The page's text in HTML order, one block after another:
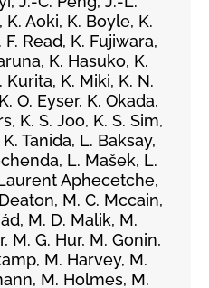
Aoki, K. Boyle, K.
Read, K. Fujiwara,
K. Hasuko, K.
K. Miki, K. N.
O. Eyser, K. Okada,
K. S. Joo, K. S. Sim,
Tanida, L. Baksay,
L. Mašek, L.
Aphecetche,
M. C. Mccain,
M. D. Malik, M.
M. G. Hur, M. Gonin,
M. Harvey, M.
M. Holmes, M.